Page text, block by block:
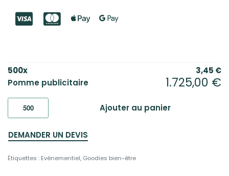
500x 3,45 €
Pomme publicitaire
1.725,00 €
Ajouter au panier
DEMANDER UN DEVIS
Étiquettes : Evénementiel, Goodies bien-être